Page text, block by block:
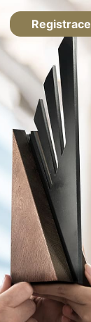
Registrace